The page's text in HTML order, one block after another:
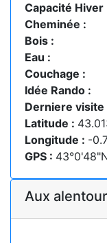
Capacité Hiver
Cheminée :
Bois :
Eau :
Couchage :
Idée Rando :
Derniere visite
Latitude :
Longitude : -
GPS :
Aux